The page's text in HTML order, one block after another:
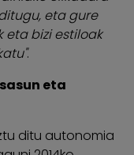
eta gure
eta bizi estiloak
.
eta
ditu autonomia